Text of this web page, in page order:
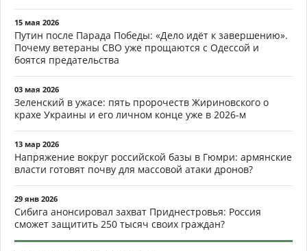
15 мая 2026
Путин после Парада Победы: «Дело идёт к завершению».
Почему ветераны СВО уже прощаются с Одессой и
боятся предательства
03 мая 2026
Зеленский в ужасе: пять пророчеств Жириновского о
крахе Украины и его личном конце уже в 2026-м
13 мар 2026
Напряжение вокруг российской базы в Гюмри: армянские
власти готовят почву для массовой атаки дронов?
29 янв 2026
Сибига анонсировал захват Приднестровья: Россия
сможет защитить 250 тысяч своих граждан?